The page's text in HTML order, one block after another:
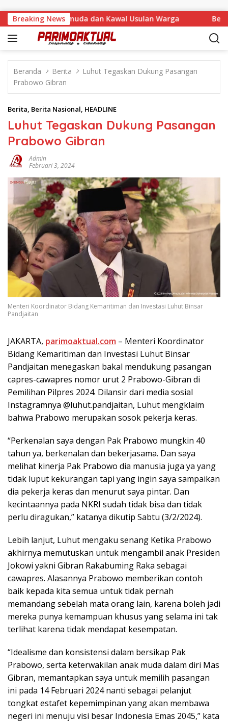
Breaking News
Bantuan Pemuda dan Kawal Usulan Warga
Beranda Berita
Luhut Tegaskan Dukung Pasangan
Prabowo Gibran
Berita, Berita Nasional, HEADLINE
Luhut Tegaskan Dukung Pasangan
Prabowo Gibran
Admin
Februari 3, 2024
Menteri Koordinator Bidang Kemaritiman dan Investasi Luhut Binsar
Pandjaitan
JAKARTA, parimoaktual.com – Menteri Koordinator
Bidang Kemaritiman dan Investasi Luhut Binsar
Pandjaitan menegaskan bakal mendukung pasangan
capres-cawapres nomor urut 2 Prabowo-Gibran di
Pemilihan Pilpres 2024. Dilansir dari media sosial
Instagramnya @luhut.pandjaitan, Luhut mengklaim
bahwa Prabowo merupakan sosok pekerja keras.
“Perkenalan saya dengan Pak Prabowo mungkin 40
tahun ya, berkenalan dan bekerjasama. Dan saya
melihat kinerja Pak Prabowo dia manusia juga ya yang
tidak luput kekurangan tapi yang ingin saya sampaikan
dia pekerja keras dan menurut saya pintar. Dan
kecintaannya pada NKRI sudah tidak bisa dan tidak
perlu diragukan,” katanya dikutip Sabtu (3/2/2024).
Lebih lanjut, Luhut mengaku senang Ketika Prabowo
akhirnya memutuskan untuk mengambil anak Presiden
Jokowi yakni Gibran Rakabuming Raka sebagai
cawapres. Alasannya Prabowo memberikan contoh
baik kepada kita semua untuk tidak pernah
memandang sebelah mata orang lain, karena boleh jadi
mereka punya kemampuan khusus yang selama ini tak
terlihat karena tidak mendapat kesempatan.
“Idealisme dan konsistensi dalam bersikap Pak
Prabowo, serta keterwakilan anak muda dalam diri Mas
Gibran, memantapkan saya untuk memilih pasangan
ini pada 14 Februari 2024 nanti sebagai pelanjut
tongkat estafet kepemimpinan yang akan membawa
negeri ini menuju visi besar Indonesia Emas 2045,” kata